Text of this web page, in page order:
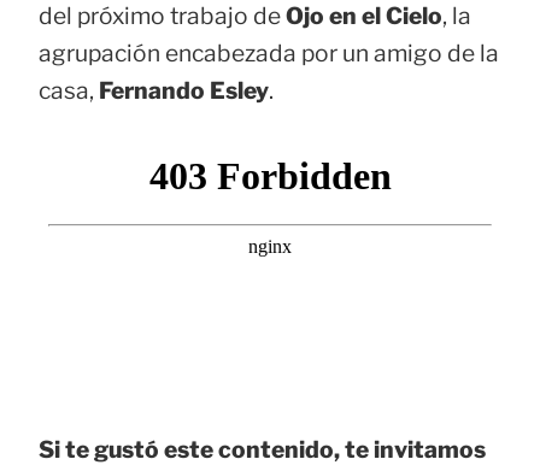
del próximo trabajo deOjo en el Cielo, la
agrupación encabezada por un amigo de la
casa, Fernando Esley.
Si te gustó este contenido, te invitamos